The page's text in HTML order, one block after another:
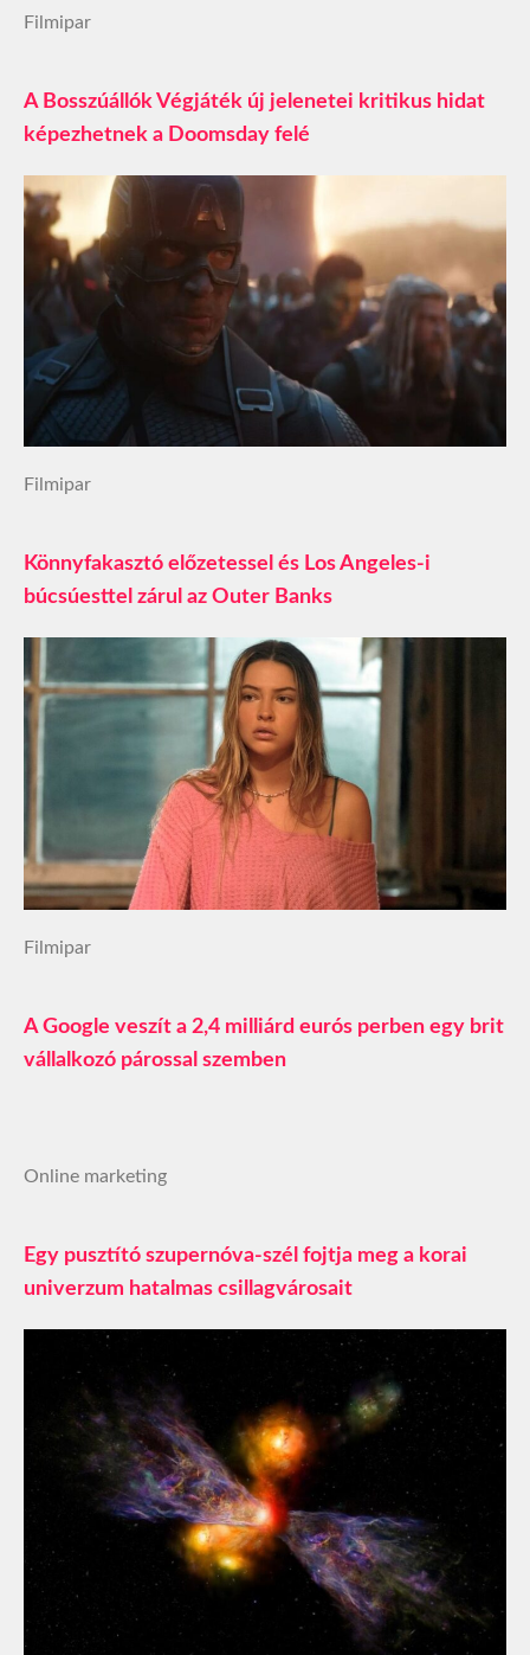
Filmipar
A Bosszúállók Végjáték új jelenetei kritikus hidat
képezhetnek a Doomsday felé
Filmipar
Könnyfakasztó előzetessel és Los Angeles-i
búcsúesttel zárul az Outer Banks
Filmipar
A Google veszít a 2,4 milliárd eurós perben egy brit
vállalkozó párossal szemben
Online marketing
Egy pusztító szupernóva-szél fojtja meg a korai
univerzum hatalmas csillagvárosait